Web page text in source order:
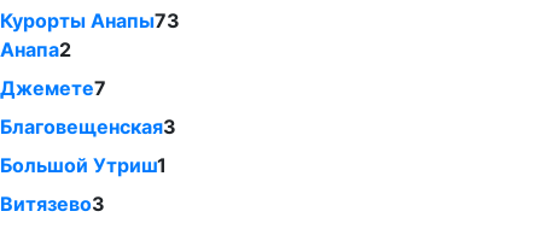
Курорты Анапы73
Анапа2
Джемете7
Благовещенская3
Большой Утриш1
Витязево3